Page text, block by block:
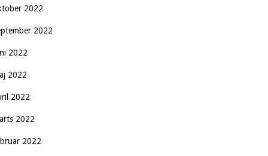
2022
2022
2022
2022
2022
2022
2022